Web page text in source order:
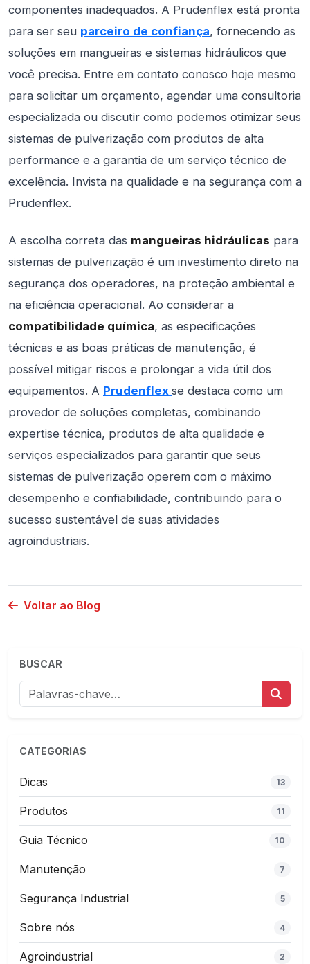
componentes inadequados. A Prudenflex está pronta
para ser seu parceiro de confiança, fornecendo as
soluções em mangueiras e sistemas hidráulicos que
você precisa. Entre em contato conosco hoje mesmo
para solicitar um orçamento, agendar uma consultoria
especializada ou discutir como podemos otimizar seus
sistemas de pulverização com produtos de alta
performance e a garantia de um serviço técnico de
excelência. Invista na qualidade e na segurança com a
Prudenflex.
A escolha correta das mangueiras hidráulicas para
sistemas de pulverização é um investimento direto na
segurança dos operadores, na proteção ambiental e
na eficiência operacional. Ao considerar a
compatibilidade química, as especificações
técnicas e as boas práticas de manutenção, é
possível mitigar riscos e prolongar a vida útil dos
equipamentos. A Prudenflex se destaca como um
provedor de soluções completas, combinando
expertise técnica, produtos de alta qualidade e
serviços especializados para garantir que seus
sistemas de pulverização operem com o máximo
desempenho e confiabilidade, contribuindo para o
sucesso sustentável de suas atividades
agroindustriais.
Voltar ao Blog
BUSCAR
CATEGORIAS
Dicas 13
Produtos 11
Guia Técnico 10
Manutenção 7
Segurança Industrial 5
Sobre nós 4
Agroindustrial 2